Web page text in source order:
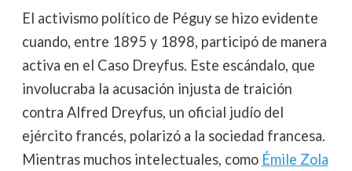
El activismo político de Péguy se hizo evidente
cuando, entre 1895 y 1898, participó de manera
activa en el Caso Dreyfus. Este escándalo, que
involucraba la acusación injusta de traición
contra Alfred Dreyfus, un oficial judío del
ejército francés, polarizó a la sociedad francesa.
Mientras muchos intelectuales, como Émile Zola